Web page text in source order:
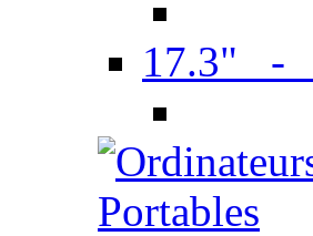
17.3" -